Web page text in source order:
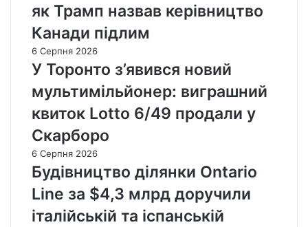
як Трамп назвав керівництво
Канади підлим
6 Серпня 2026
У Торонто з’явився новий
мультимільйонер: виграшний
квиток Lotto 6/49 продали у
Скарборо
6 Серпня 2026
Будівництво ділянки Ontario
Line за $4,3 млрд доручили
італійській та іспанській